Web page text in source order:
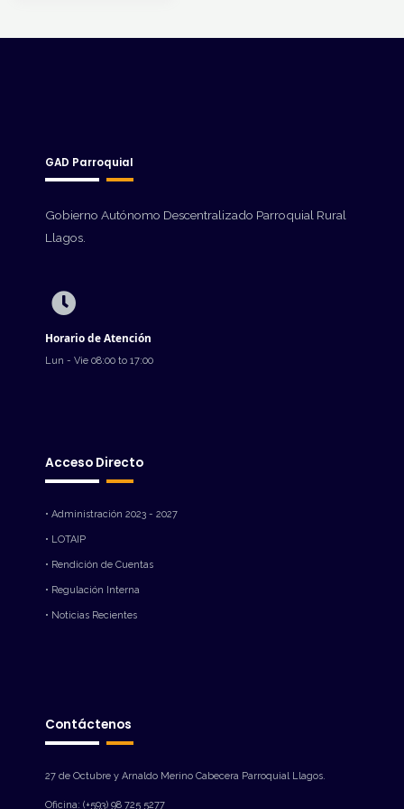
GAD Parroquial
Gobierno Autónomo Descentralizado Parroquial Rural
Llagos.
Horario de Atención
Lun - Vie 08:00 to 17:00
Acceso Directo
• Administración 2023 - 2027
• LOTAIP
• Rendición de Cuentas
• Regulación Interna
• Noticias Recientes
Contáctenos
27 de Octubre y Arnaldo Merino Cabecera Parroquial Llagos.
Oficina: (+593) 98 725 5277